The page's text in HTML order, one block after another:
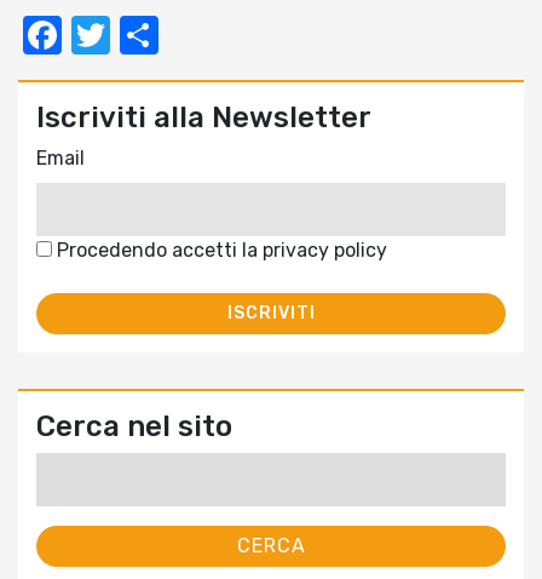
Facebook
Twitter
Iscriviti alla Newsletter
Email
Procedendo accetti la privacy policy
Cerca nel sito